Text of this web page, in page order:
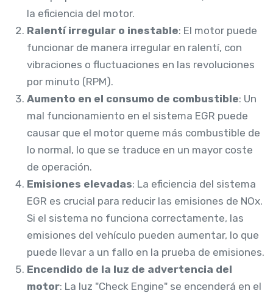
la eficiencia del motor.
Ralentí irregular o inestable: El motor puede
funcionar de manera irregular en ralentí, con
vibraciones o fluctuaciones en las revoluciones
por minuto (RPM).
Aumento en el consumo de combustible: Un
mal funcionamiento en el sistema EGR puede
causar que el motor queme más combustible de
lo normal, lo que se traduce en un mayor coste
de operación.
Emisiones elevadas: La eficiencia del sistema
EGR es crucial para reducir las emisiones de NOx.
Si el sistema no funciona correctamente, las
emisiones del vehículo pueden aumentar, lo que
puede llevar a un fallo en la prueba de emisiones.
Encendido de la luz de advertencia del
motor: La luz "Check Engine" se encenderá en el